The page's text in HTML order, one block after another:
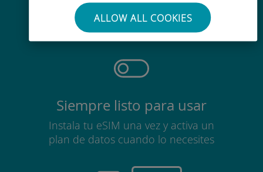
ALLOW ALL COOKIES
No es necesario retirar la tarjeta
SIM
Siempre listo para usar
Instala tu eSIM una vez y activa un
plan de datos cuando lo necesites